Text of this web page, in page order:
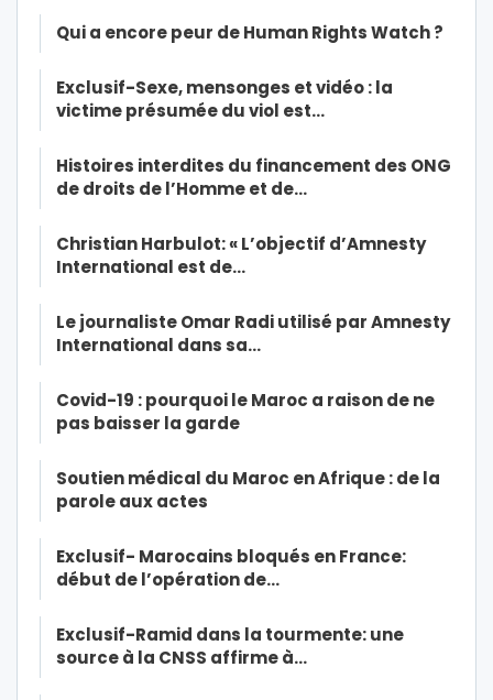
Qui a encore peur de Human Rights Watch ?
Exclusif-Sexe, mensonges et vidéo : la
victime présumée du viol est…
Histoires interdites du financement des ONG
de droits de l’Homme et de…
Christian Harbulot: « L’objectif d’Amnesty
International est de…
Le journaliste Omar Radi utilisé par Amnesty
International dans sa…
Covid-19 : pourquoi le Maroc a raison de ne
pas baisser la garde
Soutien médical du Maroc en Afrique : de la
parole aux actes
Exclusif- Marocains bloqués en France:
début de l’opération de…
Exclusif-Ramid dans la tourmente: une
source à la CNSS affirme à…